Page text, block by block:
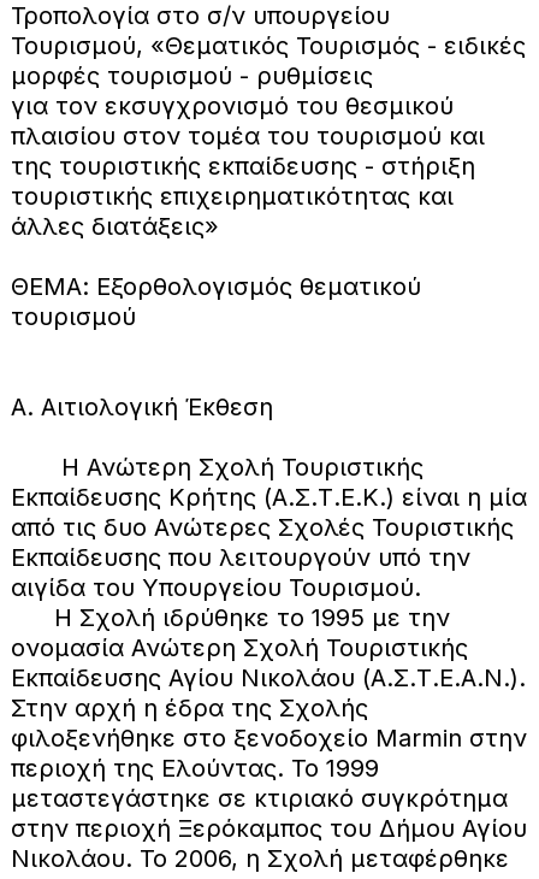
Τροπολογία στο σ/ν υπουργείου
Τουρισμού, «Θεματικός Τουρισμός - ειδικές
μορφές τουρισμού - ρυθμίσεις
για τον εκσυγχρονισμό του θεσμικού
πλαισίου στον τομέα του τουρισμού και
της τουριστικής εκπαίδευσης - στήριξη
τουριστικής επιχειρηματικότητας και
άλλες διατάξεις»
ΘΕΜΑ: Εξορθολογισμός θεματικού
τουρισμού
Α. Αιτιολογική Έκθεση
Η Ανώτερη Σχολή Τουριστικής
Εκπαίδευσης Κρήτης (Α.Σ.Τ.Ε.Κ.) είναι η μία
από τις δυο Ανώτερες Σχολές Τουριστικής
Εκπαίδευσης που λειτουργούν υπό την
αιγίδα του Υπουργείου Τουρισμού.
Η Σχολή ιδρύθηκε το 1995 με την
ονομασία Ανώτερη Σχολή Τουριστικής
Εκπαίδευσης Αγίου Νικολάου (Α.Σ.Τ.Ε.Α.Ν.).
Στην αρχή η έδρα της Σχολής
φιλοξενήθηκε στο ξενοδοχείο Marmin στην
περιοχή της Ελούντας. Το 1999
μεταστεγάστηκε σε κτιριακό συγκρότημα
στην περιοχή Ξερόκαμπος του Δήμου Αγίου
Νικολάου. Το 2006, η Σχολή μεταφέρθηκε